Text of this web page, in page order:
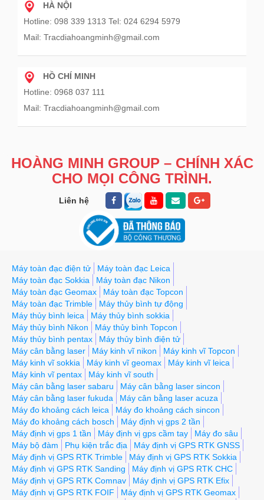
HÀ NỘI
Hotline: 098 339 1313 Tel: 024 6294 5979
Mail: Tracdiahoangminh@gmail.com
HỒ CHÍ MINH
Hotline: 0968 037 111
Mail: Tracdiahoangminh@gmail.com
HOÀNG MINH GROUP – CHÍNH XÁC
CHO MỌI CÔNG TRÌNH.
Liên hệ
Máy toàn đạc điện tử
Máy toàn đạc Leica
Máy toàn đạc Sokkia
Máy toàn đạc Nikon
Máy toàn đạc Geomax
Máy toàn đạc Topcon
Máy toàn đạc Trimble
Máy thủy bình tự động
Máy thủy bình leica
Máy thủy bình sokkia
Máy thủy bình Nikon
Máy thủy bình Topcon
Máy thủy bình pentax
Máy thủy bình điện tử
Máy cân bằng laser
Máy kinh vĩ nikon
Máy kinh vĩ Topcon
Máy kinh vĩ sokkia
Máy kinh vĩ geomax
Máy kinh vĩ leica
Máy kinh vĩ pentax
Máy kinh vĩ south
Máy cân bằng laser sabaru
Máy cân bằng laser sincon
Máy cân bằng laser fukuda
Máy cân bằng laser acuza
Máy đo khoảng cách leica
Máy đo khoảng cách sincon
Máy đo khoảng cách bosch
Máy định vị gps 2 tần
Máy định vị gps 1 tần
Máy định vị gps cầm tay
Máy đo sâu
Máy bộ đàm
Phụ kiện trắc địa
Máy định vị GPS RTK GNSS
Máy định vị GPS RTK Trimble
Máy định vị GPS RTK Sokkia
Máy định vị GPS RTK Sanding
Máy định vị GPS RTK CHC
Máy định vị GPS RTK Comnav
Máy định vị GPS RTK Efix
Máy định vị GPS RTK FOIF
Máy định vị GPS RTK Geomax